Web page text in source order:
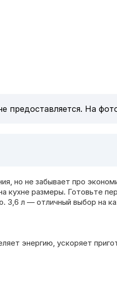
На
но не забывает про
размеры. Готовьте
л — отличный выбор на
энергию, ускоряет